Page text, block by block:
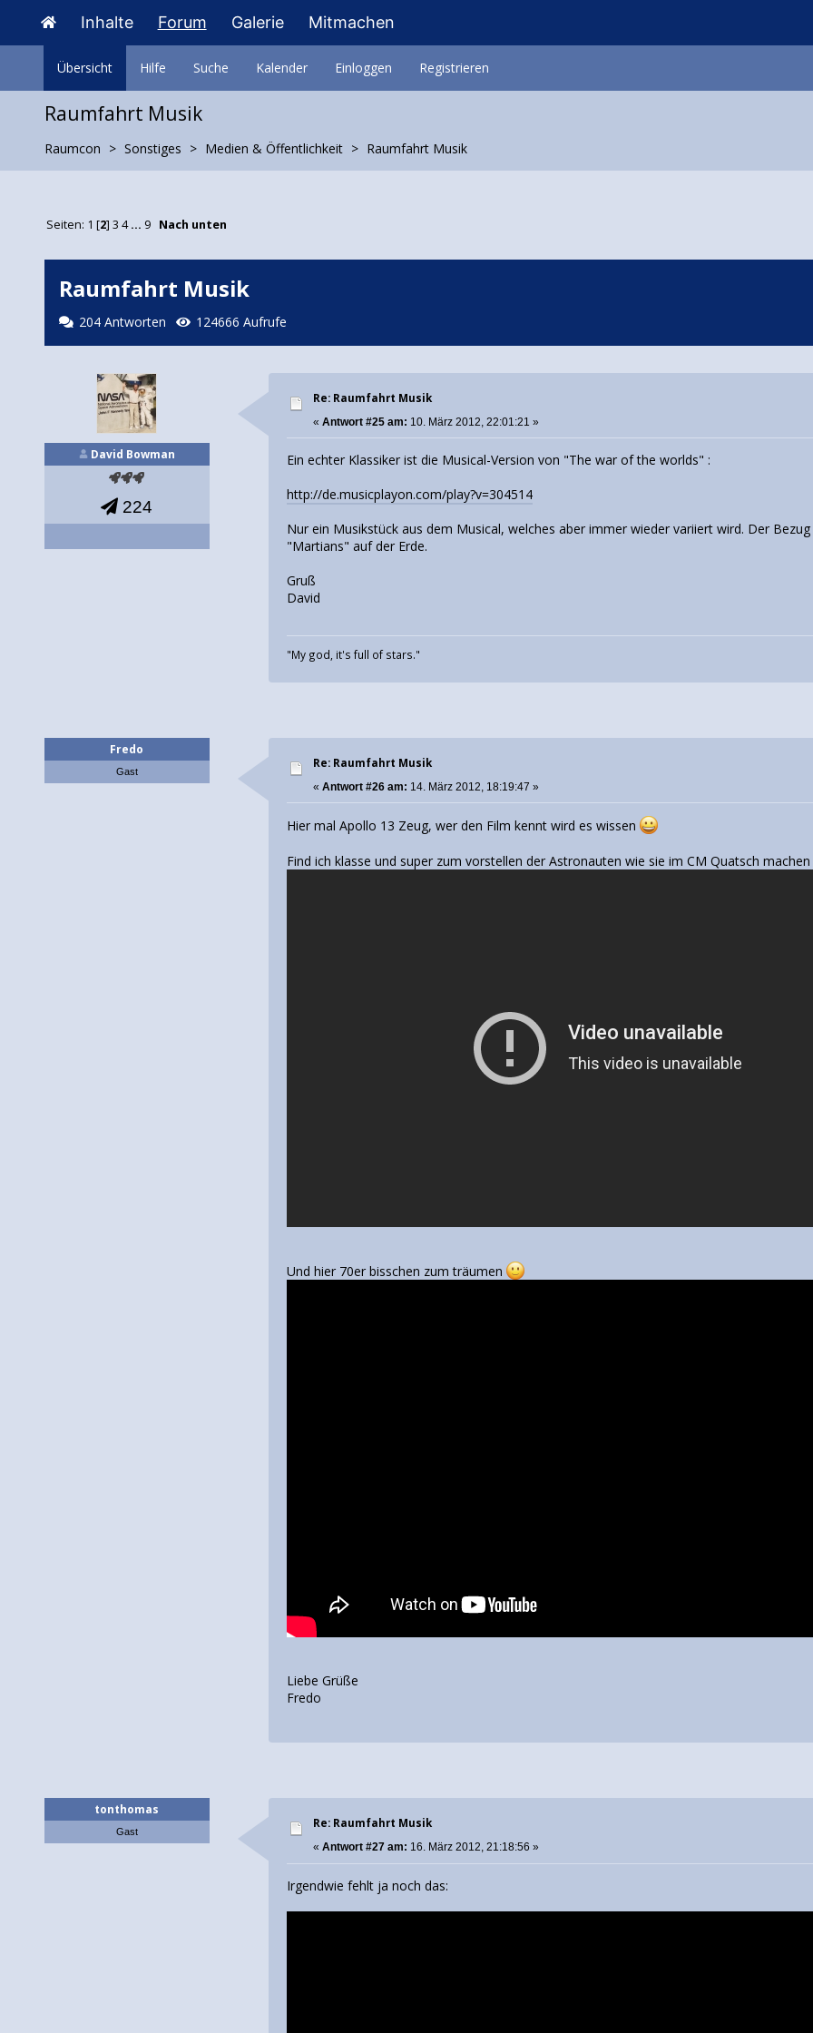
Inhalte Forum Galerie Mitmachen
Übersicht Hilfe Suche Kalender Einloggen Registrieren
Raumfahrt Musik
Raumcon Sonstiges Medien & Öffentlichkeit Raumfahrt Musik
Seiten: 1 [2]3 4 ... 9 Nach unten
Raumfahrt Musik
204 Antworten 124666 Aufrufe
David Bowman
224
Re: Raumfahrt Musik
«Antwort #25 am: 10. März 2012, 22:01:21 »
Ein echter Klassiker ist die Musical-Version von "The war of the worlds" :
http://de.musicplayon.com/play?v=304514
Nur ein Musikstück aus dem Musical, welches aber immer wieder variiert wird. Der
"Martians" auf der Erde.
Gruß
David
"My god, it's full of stars."
Fredo
Gast
Re: Raumfahrt Musik
«Antwort #26 am: 14. März 2012, 18:19:47 »
Hier mal Apollo 13 Zeug, wer den Film kennt wird es wissen
Find ich klasse und super zum vorstellen der Astronauten wie sie im CM Quatsch
Und hier 70er bisschen zum träumen
Liebe Grüße
Fredo
tonthomas
Gast
Re: Raumfahrt Musik
«Antwort #27 am: 16. März 2012, 21:18:56 »
Irgendwie fehlt ja noch das: